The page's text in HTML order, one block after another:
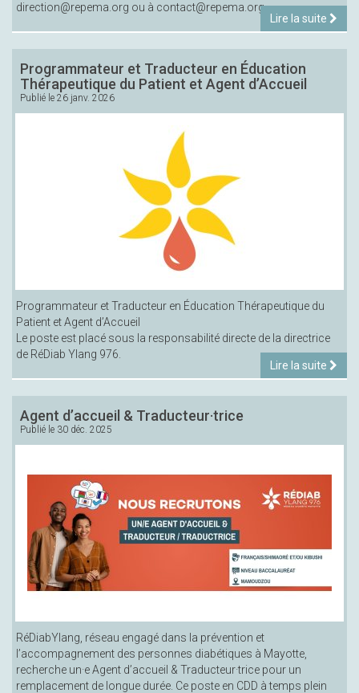
direction@repema.org ou à contact@repema.org.
Lire la suite
Programmateur et Traducteur en Éducation
Thérapeutique du Patient et Agent d’Accueil
Publié le 26 janv. 2026
Programmateur et Traducteur en Éducation Thérapeutique du
Patient et Agent d’Accueil
Le poste est placé sous la responsabilité directe de la directrice
de RéDiab Ylang 976.
Lire la suite
Agent d’accueil & Traducteur·trice
Publié le 30 déc. 2025
RéDiabYlang, réseau engagé dans la prévention et
l’accompagnement des personnes diabétiques à Mayotte,
recherche un·e Agent d’accueil & Traducteur·trice pour un
remplacement de longue durée. Ce poste en CDD à temps plein